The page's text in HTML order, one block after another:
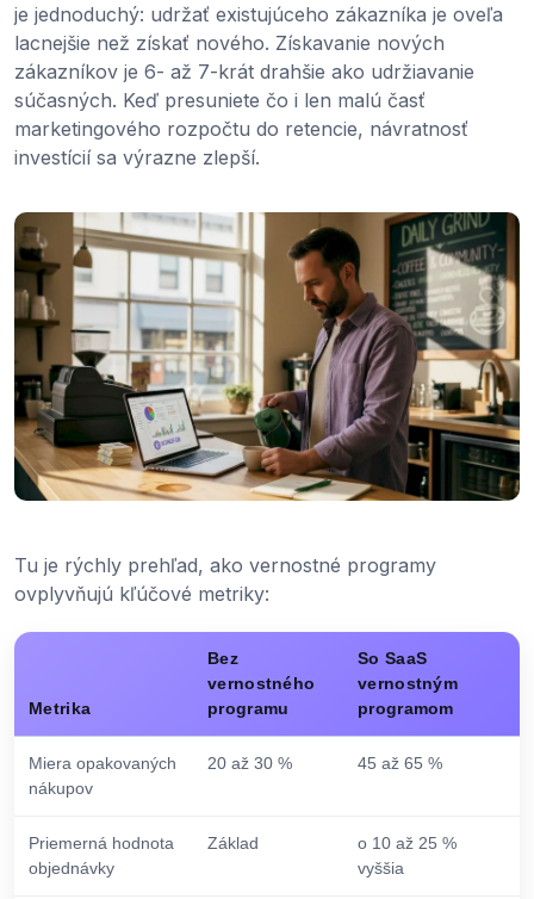
je jednoduchý: udržať existujúceho zákazníka je oveľa
lacnejšie než získať nového. Získavanie nových
zákazníkov je 6- až 7-krát drahšie ako udržiavanie
súčasných. Keď presuniete čo i len malú časť
marketingového rozpočtu do retencie, návratnosť
investícií sa výrazne zlepší.
Tu je rýchly prehľad, ako vernostné programy
ovplyvňujú kľúčové metriky:
Metrika
Bez
vernostného
programu
So SaaS
vernostným
programom
Miera opakovaných
nákupov
20 až 30 % 45 až 65 %
Priemerná hodnota
objednávky
Základ
o 10 až 25 %
vyššia